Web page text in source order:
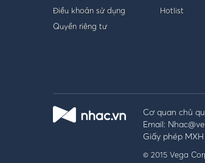
Điều khoản sử dụng
Quyền riêng tư
Hotlist
Cơ quan chủ
Email:
Giấy phép
© 2015 Vega